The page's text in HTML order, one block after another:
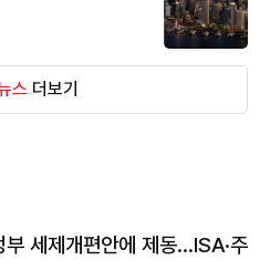
스 더보기
세제개편안에 제동…ISA·주